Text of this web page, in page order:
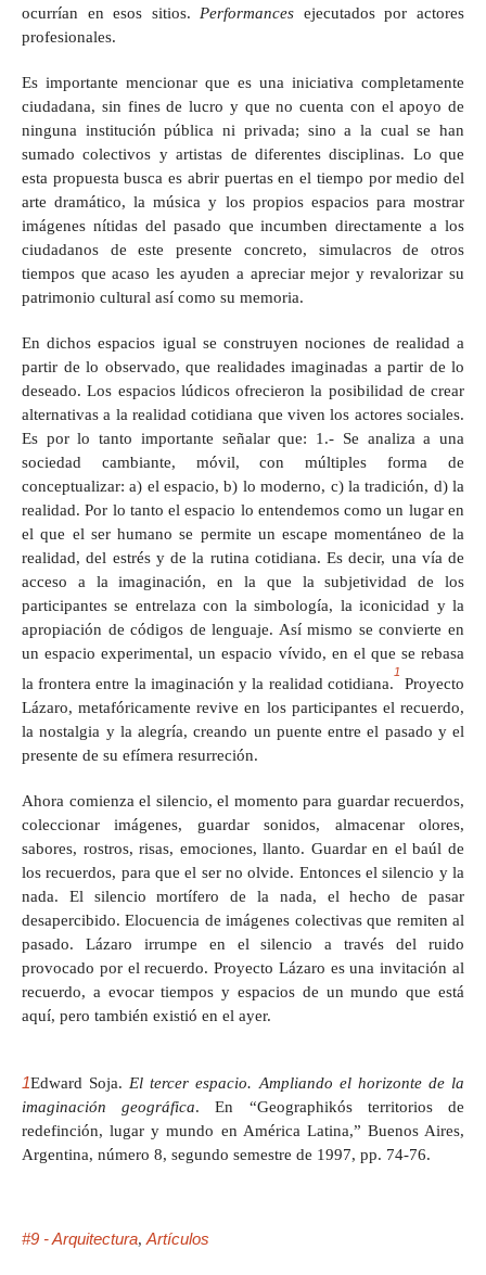
ocurrían en esos sitios.Performances ejecutados por actores
profesionales.
Es importante mencionar que es una iniciativa completamente
ciudadana, sin fines de lucro y que no cuenta con el apoyo de
ninguna institución pública ni privada; sino a la cual se han
sumado colectivos y artistas de diferentes disciplinas. Lo que
esta propuesta busca es abrir puertas en el tiempo por medio del
arte dramático, la música y los propios espacios para mostrar
imágenes nítidas del pasado que incumben directamente a los
ciudadanos de este presente concreto, simulacros de otros
tiempos que acaso les ayuden a apreciar mejor y revalorizar su
patrimonio cultural así como su memoria.
En dichos espacios igual se construyen nociones de realidad a
partir de lo observado, que realidades imaginadas a partir de lo
deseado. Los espacios lúdicos ofrecieron la posibilidad de crear
alternativas a la realidad cotidiana que viven los actores sociales.
Es por lo tanto importante señalar que: 1.- Se analiza a una
sociedad cambiante, móvil, con múltiples forma de
conceptualizar: a) el espacio, b) lo moderno, c) la tradición, d) la
realidad. Por lo tanto el espacio lo entendemos como un lugar en
el que el ser humano se permite un escape momentáneo de la
realidad, del estrés y de la rutina cotidiana. Es decir, una vía de
acceso a la imaginación, en la que la subjetividad de los
participantes se entrelaza con la simbología, la iconicidad y la
apropiación de códigos de lenguaje. Así mismo se convierte en
un espacio experimental, un espacio vívido, en el que se rebasa
la frontera entre la imaginación y la realidad cotidiana.
1
Proyecto
Lázaro, metafóricamente revive en los participantes el recuerdo,
la nostalgia y la alegría, creando un puente entre el pasado y el
presente de su efímera resurreción.
Ahora comienza el silencio, el momento para guardar recuerdos,
coleccionar imágenes, guardar sonidos, almacenar olores,
sabores, rostros, risas, emociones, llanto. Guardar en el baúl de
los recuerdos, para que el ser no olvide. Entonces el silencio y la
nada. El silencio mortífero de la nada, el hecho de pasar
desapercibido. Elocuencia de imágenes colectivas que remiten al
pasado. Lázaro irrumpe en el silencio a través del ruido
provocado por el recuerdo. Proyecto Lázaro es una invitación al
recuerdo, a evocar tiempos y espacios de un mundo que está
aquí, pero también existió en el ayer.
1Edward Soja.El tercer espacio. Ampliando el horizonte de la
imaginación geográfica. En “Geographikós territorios de
redefinción, lugar y mundo en América Latina,” Buenos Aires,
Argentina, número 8, segundo semestre de 1997, pp. 74-76.
#9 - Arquitectura,Artículos